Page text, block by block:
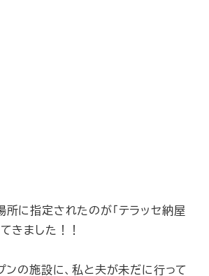
所に指定されたのが「テラッセ納屋
きました！！
の施設に、私と夫が未だに行って